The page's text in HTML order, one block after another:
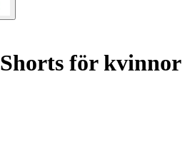
Shorts för kvinnor